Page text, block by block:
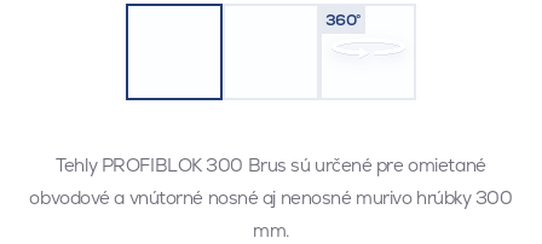
360°
Tehly PROFIBLOK 300 Brus sú určené pre omietané
obvodové a vnútorné nosné aj nenosné murivo hrúbky 300
mm.